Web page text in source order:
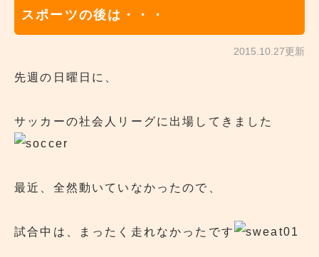
スポーツの後は・・・
2015.10.27更新
先週の日曜日に、
サッカーの社会人リーグに出場してきました
最近、全然動いていなかったので、
試合中は、まったく走れなかったです